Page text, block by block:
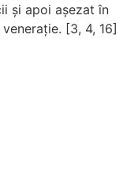
și apoi așezat în
[3, 4, 16]